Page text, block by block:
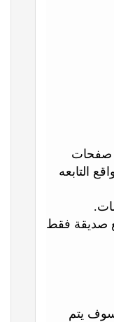
صفحات
التابعه
صديقة فقط
يتم